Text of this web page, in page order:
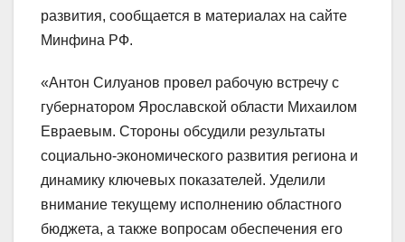
развития, сообщается в материалах на сайте
Минфина РФ.
«Антон Силуанов провел рабочую встречу с
губернатором Ярославской области Михаилом
Евраевым. Стороны обсудили результаты
социально-экономического развития региона и
динамику ключевых показателей. Уделили
внимание текущему исполнению областного
бюджета, а также вопросам обеспечения его